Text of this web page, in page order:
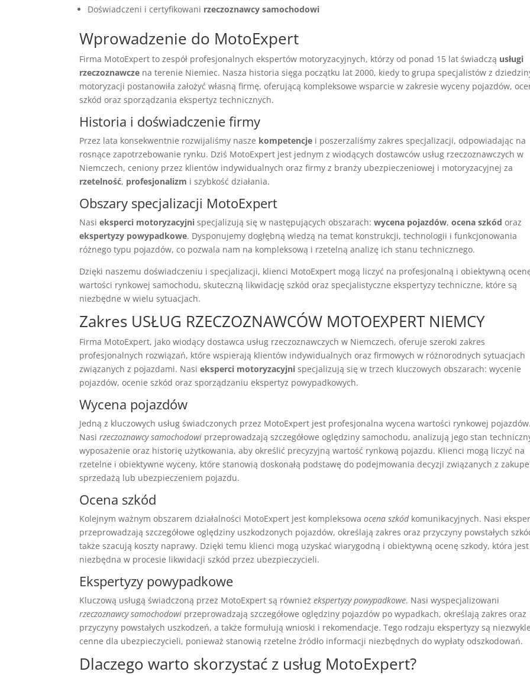
Doświadczeni i certyfikowani rzeczoznawcy samochodowi
Wprowadzenie do MotoExpert
Firma MotoExpert to zespół profesjonalnych ekspertów motoryzacyjnych, którzy od ponad 15 lat świadczą usługi
rzeczoznawcze na terenie Niemiec. Nasza historia sięga początku lat 2000, kiedy to grupa specjalistów z
motoryzacji postanowiła założyć własną firmę, oferującą kompleksowe wsparcie w zakresie wyceny pojazdów,
szkód oraz sporządzania ekspertyz technicznych.
Historia i doświadczenie firmy
Przez lata konsekwentnie rozwijaliśmy nasze kompetencje i poszerzaliśmy zakres specjalizacji, odpowiadając na
rosnące zapotrzebowanie rynku. Dziś MotoExpert jest jednym z wiodących dostawców usług rzeczoznawczych w
Niemczech, ceniony przez klientów indywidualnych oraz firmy z branży ubezpieczeniowej i motoryzacyjnej za
rzetelność, profesjonalizm i szybkość działania.
Obszary specjalizacji MotoExpert
Nasieksperci motoryzacyjni specjalizują się w następujących obszarach:wycena pojazdów,ocena szkód oraz
ekspertyzy powypadkowe. Dysponujemy dogłębną wiedzą na temat konstrukcji, technologii i funkcjonowania
różnego typu pojazdów, co pozwala nam na kompleksową i rzetelną analizę ich stanu technicznego.
Dzięki naszemu doświadczeniu i specjalizacji, klienci MotoExpert mogą liczyć na profesjonalną i obiektywną
wartości rynkowej samochodu, skuteczną likwidację szkód oraz specjalistyczne ekspertyzy techniczne, które są
niezbędne w wielu sytuacjach.
Zakres USŁUG RZECZOZNAWCÓW MOTOEXPERT NIEMCY
Firma MotoExpert, jako wiodący dostawca usług rzeczoznawczych w Niemczech, oferuje szeroki zakres
profesjonalnych rozwiązań, które wspierają klientów indywidualnych oraz firmowych w różnorodnych sytuacjach
związanych z pojazdami. Nasieksperci motoryzacyjni specjalizują się w trzech kluczowych obszarach: wycenie
pojazdów, ocenie szkód oraz sporządzaniu ekspertyz powypadkowych.
Wycena pojazdów
Jedną z kluczowych usług świadczonych przez MotoExpert jest profesjonalna wycena wartości rynkowej
Nasirzeczoznawcy samochodowi przeprowadzają szczegółowe oględziny samochodu, analizują jego stan
wyposażenie oraz historię użytkowania, aby określić precyzyjną wartość rynkową pojazdu. Klienci mogą liczyć na
rzetelne i obiektywne wyceny, które stanowią doskonałą podstawę do podejmowania decyzji związanych z
sprzedażą lub ubezpieczeniem pojazdu.
Ocena szkód
Kolejnym ważnym obszarem działalności MotoExpert jest kompleksowaocena szkódkomunikacyjnych. Nasi
przeprowadzają szczegółowe oględziny uszkodzonych pojazdów, określają zakres oraz przyczyny powstałych
także szacują koszty naprawy. Dzięki temu klienci mogą uzyskać wiarygodną i obiektywną ocenę szkody, która jest
niezbędna w procesie likwidacji szkód przez ubezpieczycieli.
Ekspertyzy powypadkowe
Kluczową usługą świadczoną przez MotoExpert są równieżekspertyzy powypadkowe. Nasi wyspecjalizowani
rzeczoznawcy samochodowi przeprowadzają szczegółowe oględziny pojazdów po wypadkach, określają zakres oraz
przyczyny powstałych uszkodzeń, a także formułują wnioski i rekomendacje. Tego rodzaju ekspertyzy są
cenne dla ubezpieczycieli, ponieważ stanowią rzetelne źródło informacji niezbędnych do wypłaty odszkodowań.
Dlaczego warto skorzystać z usług MotoExpert?